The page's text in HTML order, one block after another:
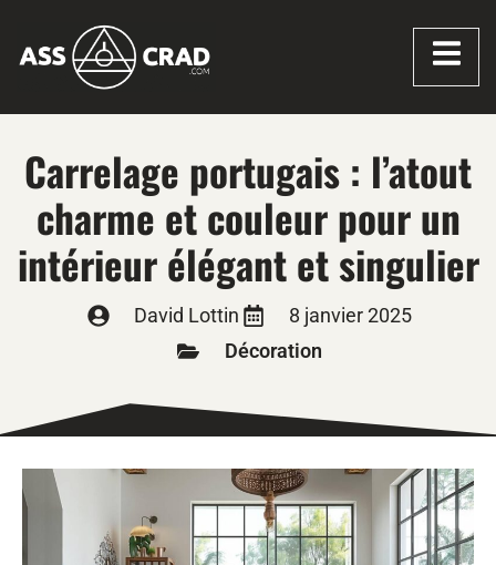
Carrelage portugais : l’atout
charme et couleur pour un
intérieur élégant et singulier
David Lottin
8 janvier 2025
Décoration